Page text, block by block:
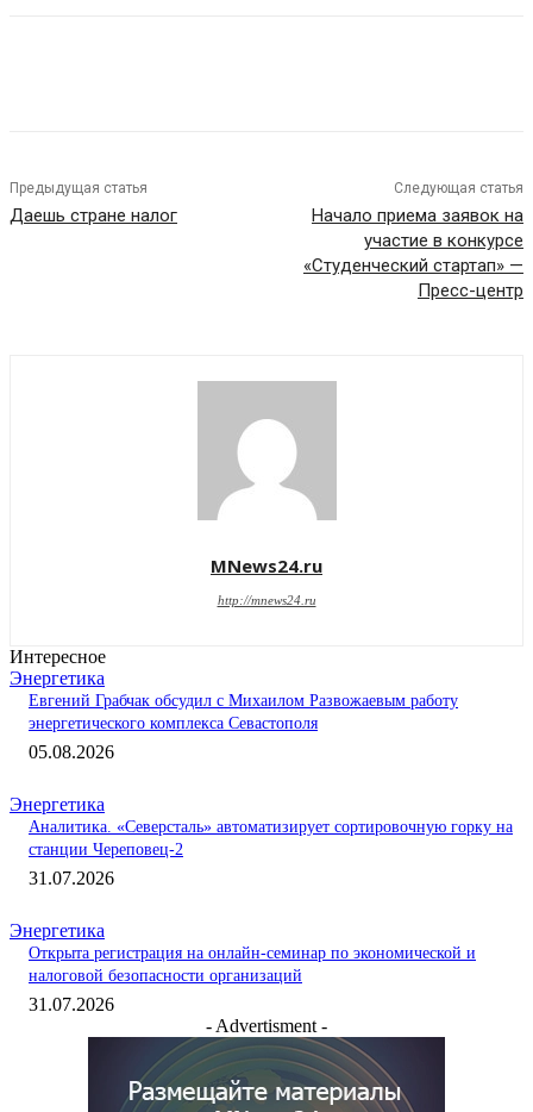
Предыдущая статья
Даешь стране налог
Следующая статья
Начало приема заявок на
участие в конкурсе
«Студенческий стартап» —
Пресс-центр
MNews24.ru
http://mnews24.ru
Интересное
Энергетика
Евгений Грабчак обсудил с Михаилом Развожаевым работу
энергетического комплекса Севастополя
05.08.2026
Энергетика
Аналитика. «Северсталь» автоматизирует сортировочную горку на
станции Череповец-2
31.07.2026
Энергетика
Открыта регистрация на онлайн-семинар по экономической и
налоговой безопасности организаций
31.07.2026
- Advertisment -